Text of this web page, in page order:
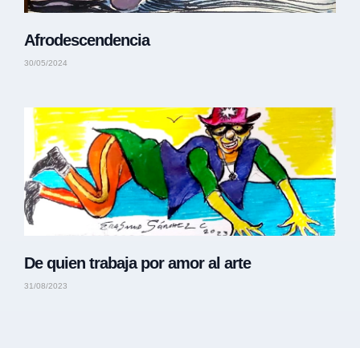
Afrodescendencia
30/05/2024
De quien trabaja por amor al arte
31/08/2023